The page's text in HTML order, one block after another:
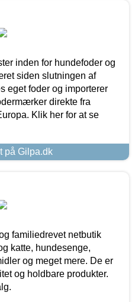
inden for hundefoder og
siden slutningen af
eget foder og importerer
direkte fra
Klik her for at se
på Gilpa.dk
familiedrevet netbutik
katte, hundesenge,
og meget mere. De er
og holdbare produkter.